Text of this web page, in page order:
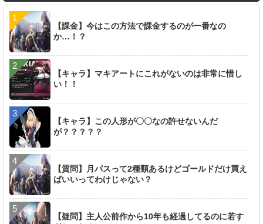
【課金】今はこの方法で課金するのが一番なの
か…！？
【キャラ】マキアートにこれがないのは非常に惜し
い！！
【キャラ】この人形が〇〇なの許せないんだ
が？？？？？
【質問】月パスって2種類あるけどゴールドだけ買え
ばいいってわけじゃない？
【疑問】主人公前作から10年も経過してるのに若す